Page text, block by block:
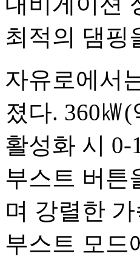
최적의 댐핑
자유로에서
졌다. 360㎾
활성화 시
부스트 버튼
며 강렬한
부스트 모드